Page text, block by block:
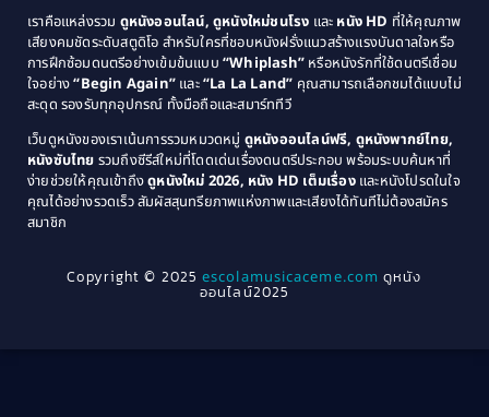
Coming of Age ก้าวพ้นวัย(1)
Coming-of-Age(3)
Community(1)
Crime อาชญากรรม(78)
Cult Film(4)
1979
1978
1976
1975
1974
1971
1970
1969
1968
1964
1963
1940
เราคือแหล่งรวม ดูหนังออนไลน์, ดูหนังใหม่ชนโรง และ หนัง HD ที่ให้คุณภาพ
เสียงคมชัดระดับสตูดิโอ สำหรับใครที่ชอบหนังฝรั่งแนวสร้างแรงบันดาลใจหรือ
การฝึกซ้อมดนตรีอย่างเข้มข้นแบบ “Whiplash” หรือหนังรักที่ใช้ดนตรีเชื่อม
ใจอย่าง“Begin Again” และ“La La Land” คุณสามารถเลือกชมได้แบบไม่
สะดุด รองรับทุกอุปกรณ์ ทั้งมือถือและสมาร์ททีวี
เว็บดูหนังของเราเน้นการรวมหมวดหมู่ ดูหนังออนไลน์ฟรี, ดูหนังพากย์ไทย,
หนังซับไทย รวมถึงซีรีส์ใหม่ที่โดดเด่นเรื่องดนตรีประกอบ พร้อมระบบค้นหาที่
ง่ายช่วยให้คุณเข้าถึงดูหนังใหม่ 2026, หนัง HD เต็มเรื่องและหนังโปรดในใจ
คุณได้อย่างรวดเร็ว สัมผัสสุนทรียภาพแห่งภาพและเสียงได้ทันทีไม่ต้องสมัคร
สมาชิก
Copyright © 2025escolamusicaceme.com ดูหนัง
ออนไลน์2025